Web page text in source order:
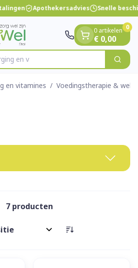
Apothekersadvies Snelle
Zoek
0 artikelen
€ 0,00
0
en vitamines / Voedingstherapie &
7producten
op: